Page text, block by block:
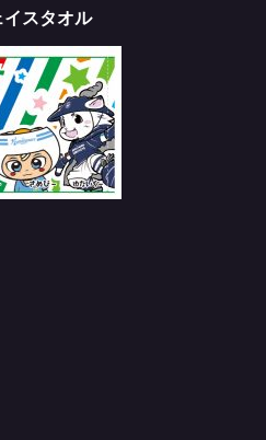
スタオル